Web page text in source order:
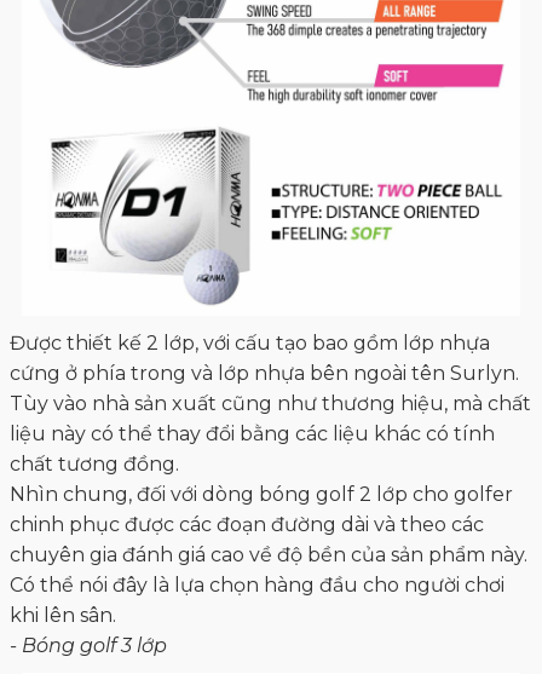
Được thiết kế 2 lớp, với cấu tạo bao gồm lớp nhựa
cứng ở phía trong và lớp nhựa bên ngoài tên Surlyn.
Tùy vào nhà sản xuất cũng như thương hiệu, mà chất
liệu này có thể thay đổi bằng các liệu khác có tính
chất tương đồng.
Nhìn chung, đối với dòng bóng golf 2 lớp cho golfer
chinh phục được các đoạn đường dài và theo các
chuyên gia đánh giá cao về độ bền của sản phẩm này.
khi lên sân.
- Bóng golf 3 lớp